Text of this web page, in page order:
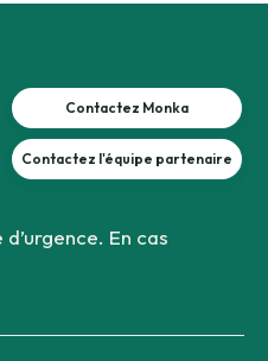
Contactez Monka
Contactez l'équipe partenaire
En cas